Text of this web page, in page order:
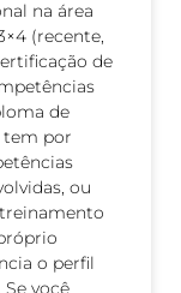
na área
(recente,
de
de
tem por
ou
o perfil
você